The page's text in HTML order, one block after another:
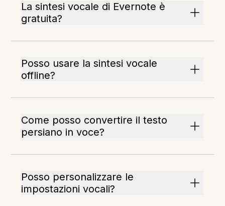
La sintesi vocale di Evernote è
gratuita?
Posso usare la sintesi vocale
offline?
Come posso convertire il testo
persiano in voce?
Posso personalizzare le
impostazioni vocali?